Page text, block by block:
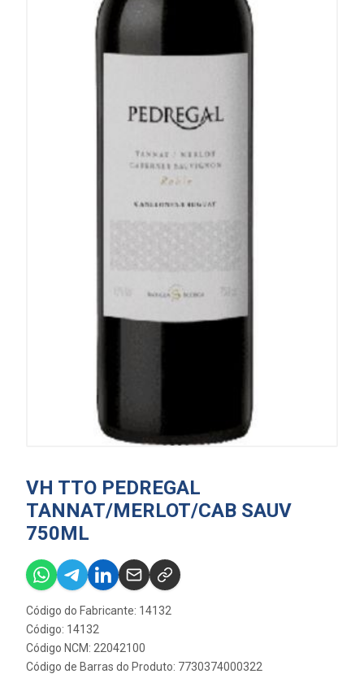
VH TTO PEDREGAL
TANNAT/MERLOT/CAB SAUV
750ML
Código do Fabricante: 14132
Código: 14132
Código NCM: 22042100
Código de Barras do Produto: 7730374000322